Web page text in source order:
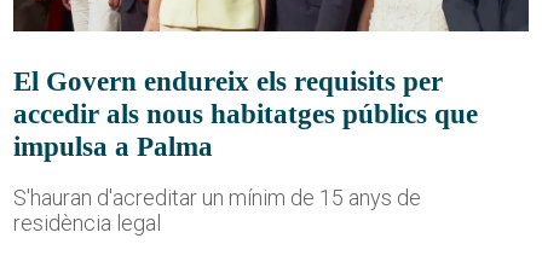
El Govern endureix els requisits per
accedir als nous habitatges públics que
impulsa a Palma
S'hauran d'acreditar un mínim de 15 anys de
residència legal